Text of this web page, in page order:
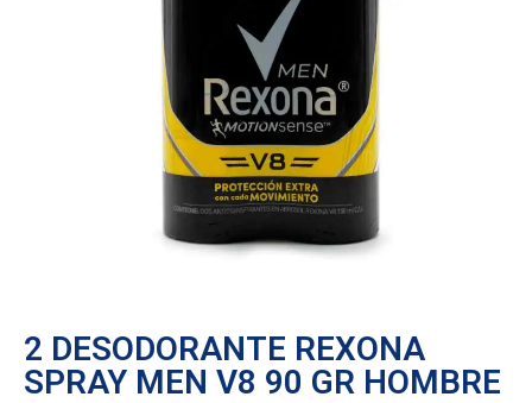
2 DESODORANTE REXONA
SPRAY MEN V8 90 GR HOMBRE